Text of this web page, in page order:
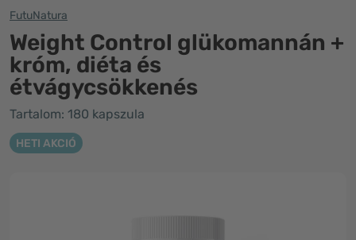
FutuNatura
Weight Control glükomannán +
króm, diéta és
étvágycsökkenés
Tartalom: 180 kapszula
HETI AKCIÓ